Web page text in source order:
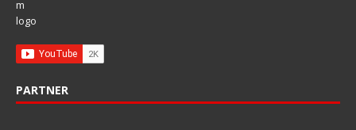
PARTNER